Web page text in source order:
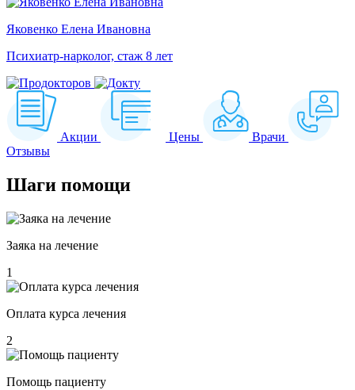
Яковенко Елена Ивановна
Психиатр-нарколог, стаж 8 лет
Акции Цены
Врачи
Отзывы
Шаги помощи
Заяка на лечение
1
Оплата курса лечения
2
Помощь пациенту